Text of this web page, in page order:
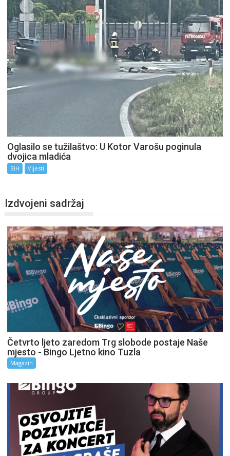
Oglasilo se tužilaštvo: U Kotor Varošu poginula
dvojica mladića
BiH Vijesti
Izdvojeni sadržaj
Četvrto ljeto zaredom Trg slobode postaje Naše
mjesto - Bingo Ljetno kino Tuzla
Magazin